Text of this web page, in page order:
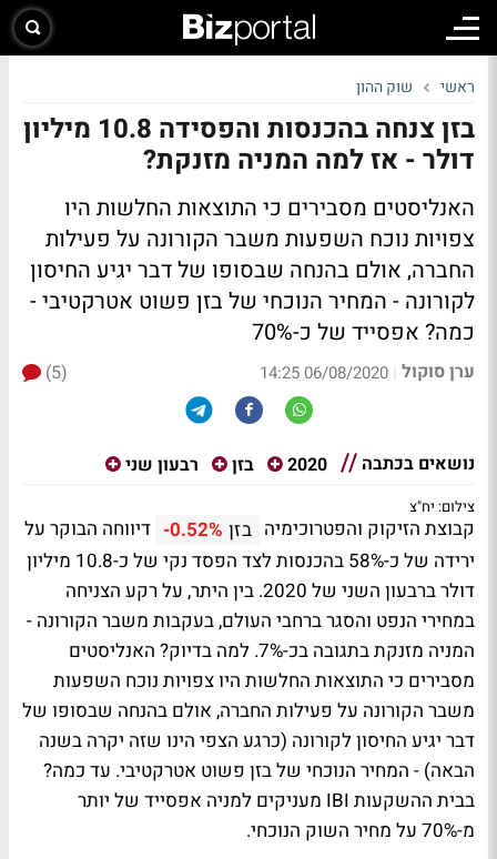
ראשי שוק ההון
בזן צנחה בהכנסות והפסידה 10.8 מיליון
דולר - אז למה המניה מזנקת?
האנליסטים מסבירים כי התוצאות החלשות היו
צפויות נוכח השפעות משבר הקורונה על פעילות
החברה, אולם בהנחה שבסופו של דבר יגיע החיסון
לקורונה - המחיר הנוכחי של בזן פשוט אטרקטיבי -
כמה? אפסייד של כ-70%
ערן סוקול |
06/08/2020 14:25
(5)
נושאים בכתבה 2020 בזן רבעון שני
צילום: יח"צ
קבוצת הזיקוק והפטרוכימיה בזן -0.52% דיווחה הבוקר על
ירידה של כ-58% בהכנסות לצד הפסד נקי של כ-10.8 מיליון
דולר ברבעון השני של 2020. בין היתר, על רקע הצניחה
במחירי הנפט והסגר ברחבי העולם, בעקבות משבר הקורונה -
המניה מזנקת בתגובה בכ-7%. למה בדיוק? האנליסטים
מסבירים כי התוצאות החלשות היו צפויות נוכח השפעות
משבר הקורונה על פעילות החברה, אולם בהנחה שבסופו של
דבר יגיע החיסון לקורונה (כרגע הצפי הינו שזה יקרה בשנה
הבאה) - המחיר הנוכחי של בזן פשוט אטרקטיבי. עד כמה?
בבית ההשקעות IBI מעניקים למניה אפסייד של יותר
מ-70% על מחיר השוק הנוכחי.